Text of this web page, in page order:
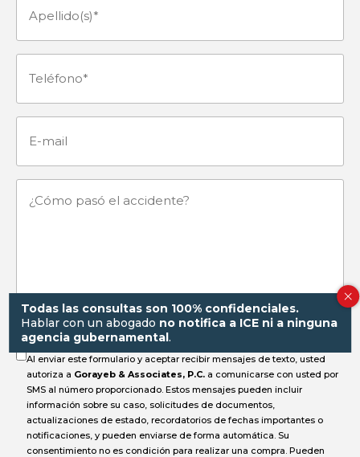
Apellido(s)
Teléfono (Obligatorio)
¿Cómo
accidente?
Al enviar este formulario y aceptar recibir mensajes de texto, usted
autoriza a Gorayeb & Associates, P.C. a comunicarse con usted por
SMS al número proporcionado. Estos mensajes pueden incluir
información sobre su caso, solicitudes de documentos,
actualizaciones de estado, recordatorios de fechas importantes o
notificaciones, y pueden enviarse de forma automática. Su
consentimiento no es condición para realizar una compra. Pueden
Todas las consultas son 100% confidenciales.
Hablar con un abogado no notifica a ICE ni a ninguna
agencia gubernamental.